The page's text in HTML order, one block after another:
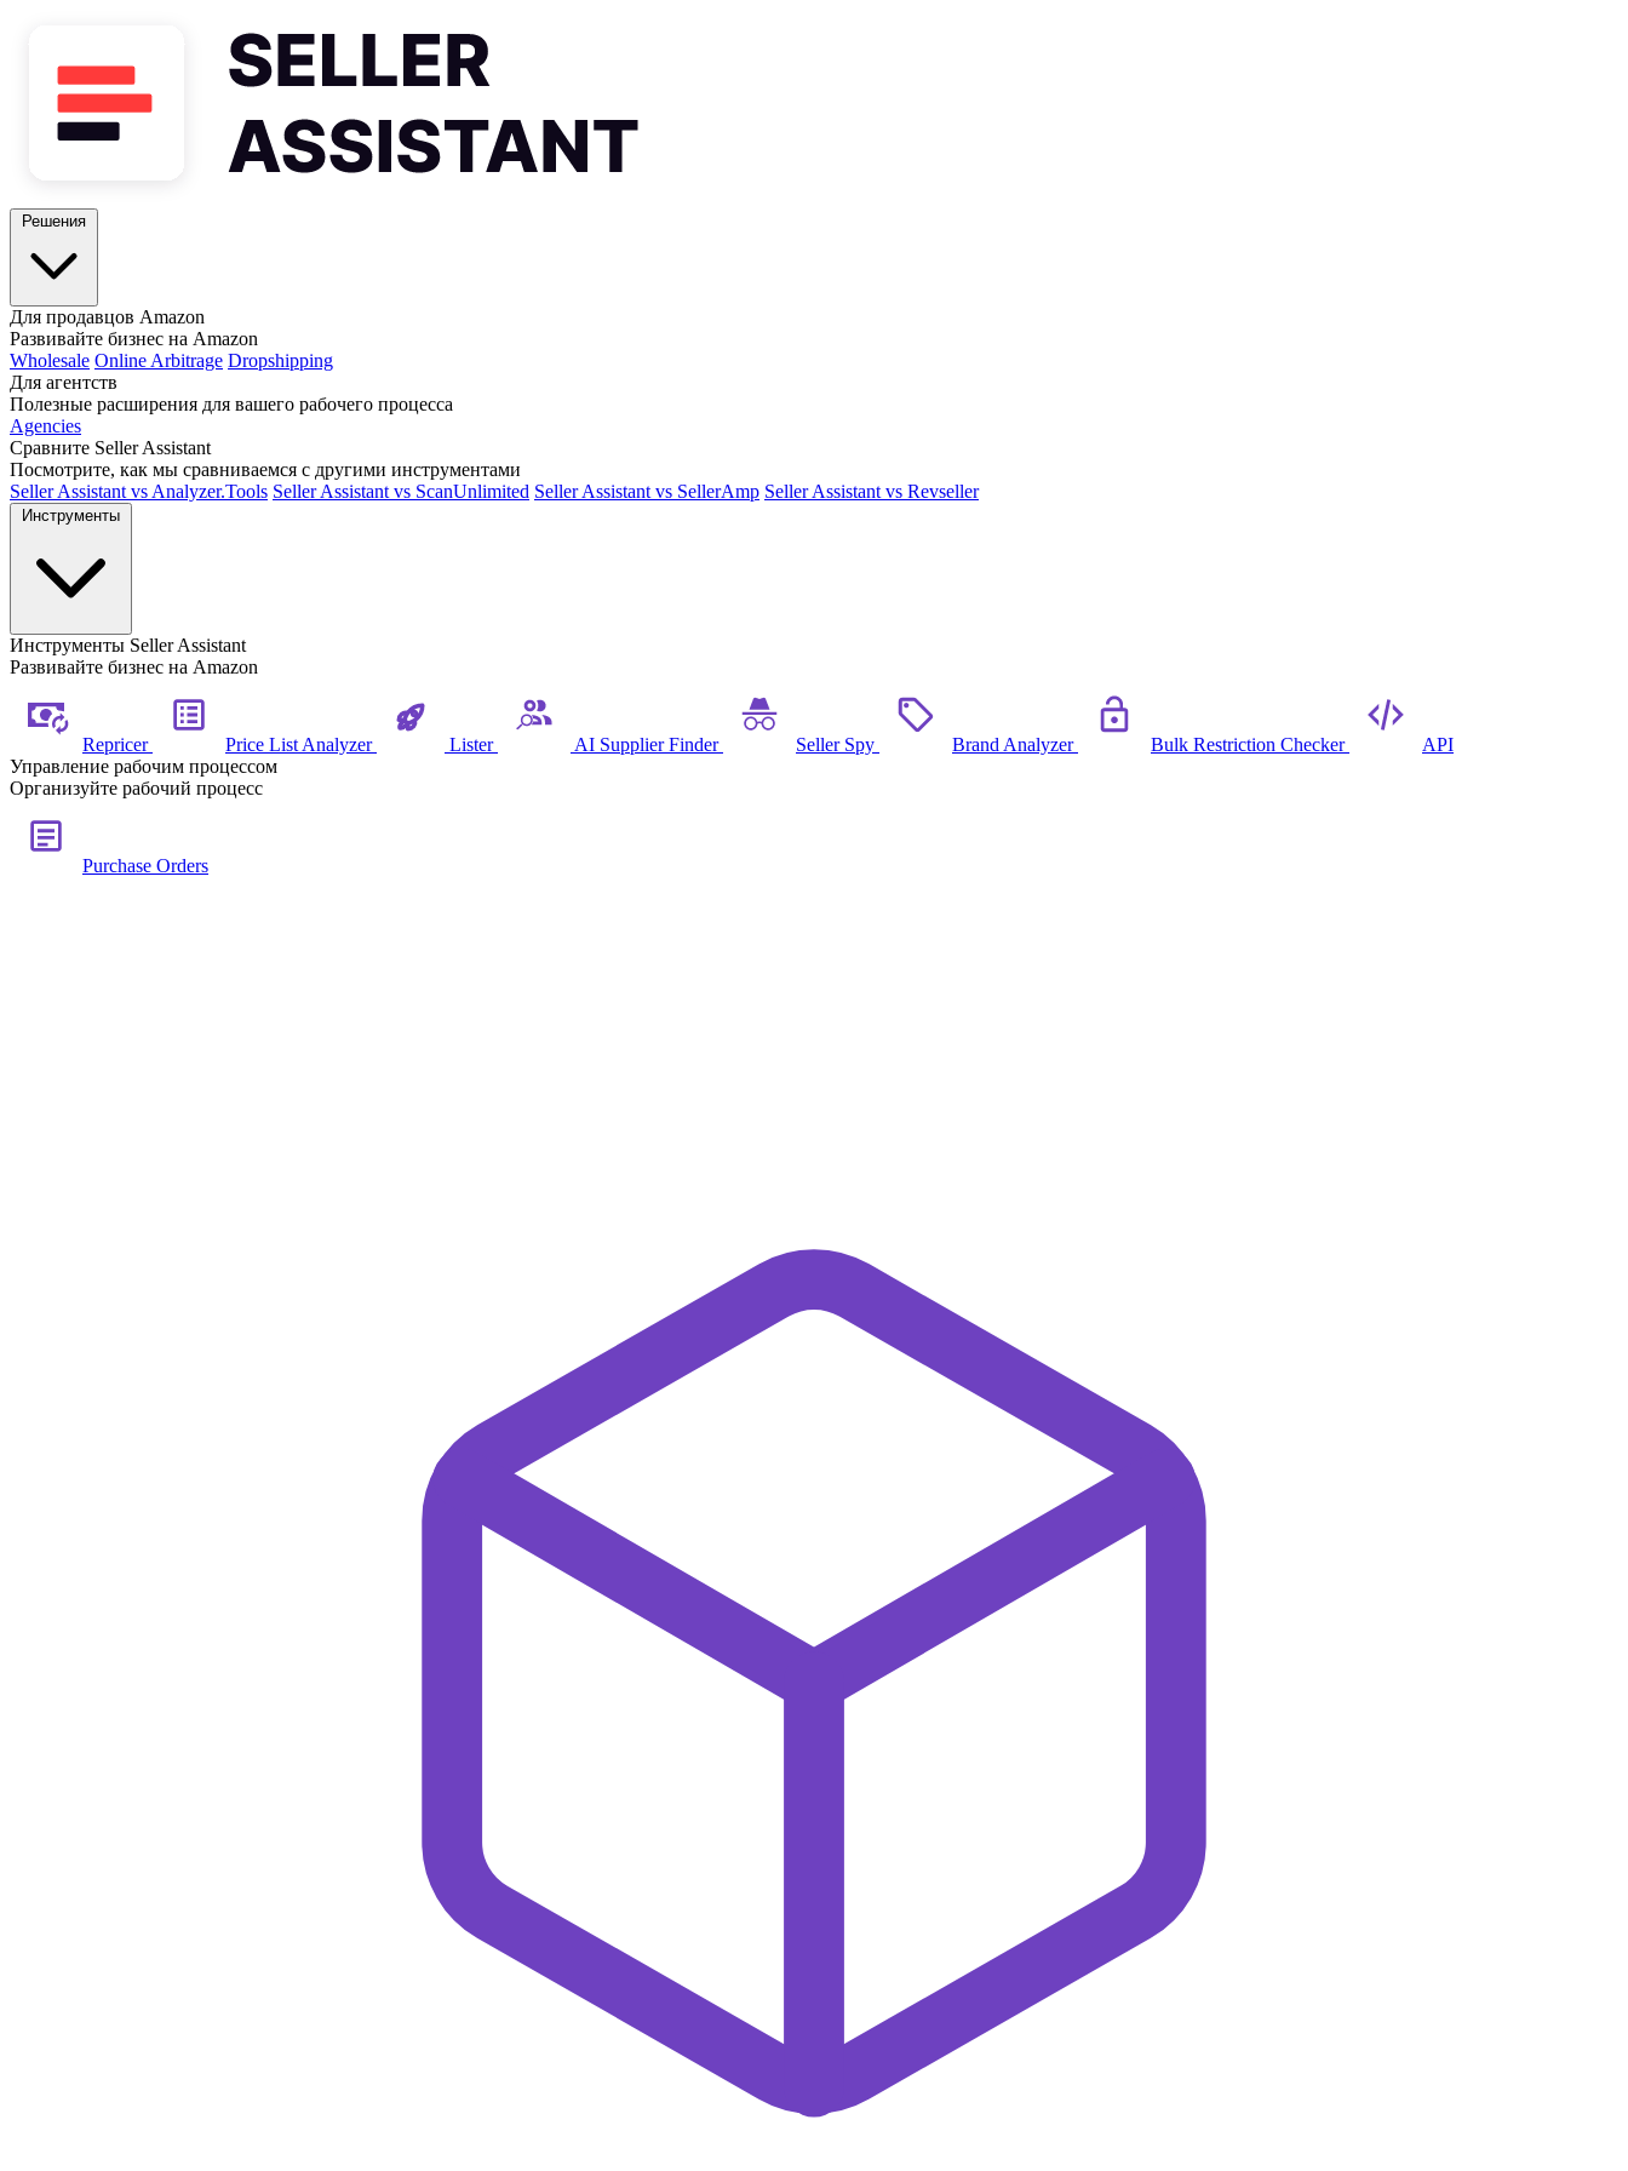
Для продавцов Amazon
Развивайте бизнес на Amazon
Wholesale Online Arbitrage Dropshipping
Для агентств
Полезные расширения для вашего рабочего процесса
Agencies
Сравните Seller Assistant
Посмотрите, как мы сравниваемся с другими инструментами
Seller Assistant vs Analyzer.Tools Seller Assistant vs ScanUnlimited Seller Assistant vs SellerAmp Seller Assistant vs Revseller
Инструменты Seller Assistant
Развивайте бизнес на Amazon
Repricer Price List Analyzer Lister AI Supplier Finder Seller Spy Brand Analyzer Bulk Restriction Checker
API
Управление рабочим процессом
Организуйте рабочий процесс
Purchase Orders